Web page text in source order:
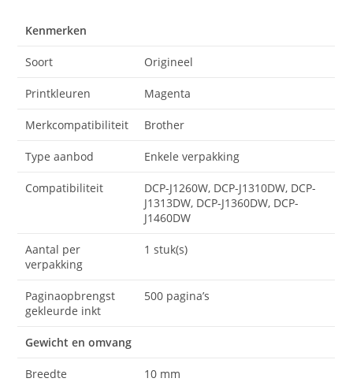
Kenmerken
Soort Origineel
Printkleuren Magenta
Merkcompatibiliteit Brother
Type aanbod Enkele verpakking
Compatibiliteit
DCP-J1260W, DCP-J1310DW, DCP-
J1313DW, DCP-J1360DW, DCP-
J1460DW
Aantal per
verpakking
1 stuk(s)
Paginaopbrengst
gekleurde inkt
500 pagina’s
Gewicht en omvang
Breedte 10 mm